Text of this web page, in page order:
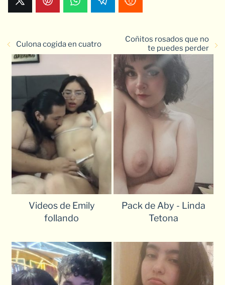
Culona cogida en cuatro
Coñitos rosados que no
te puedes perder
Videos de Emily
follando
Pack de Aby - Linda
Tetona